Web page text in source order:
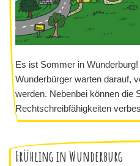
Es ist Sommer in
Wunderbürger warten darauf,
werden. Nebenbei können die
Rechtschreibfähigkeiten
Frühling in Wunderburg